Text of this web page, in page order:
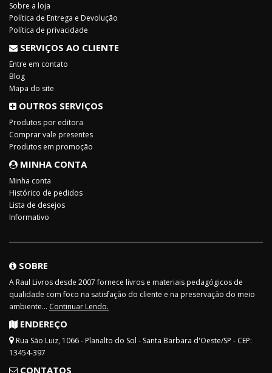
Sobre a loja
Política de Entrega e Devolução
Política de privacidade
SERVIÇOS AO CLIENTE
Entre em contato
Blog
Mapa do site
OUTROS SERVIÇOS
Produtos por editora
Comprar vale presentes
Produtos em promoção
MINHA CONTA
Minha conta
Histórico de pedidos
Lista de desejos
Informativo
SOBRE
A Raul Livros desde 2007 fornece livros e materiais pedagógicos de
qualidade com foco na satisfação do cliente e na preservação do meio
ambiente... Continuar Lendo.
ENDEREÇO
Rua São Luiz, 1066 - Planalto do Sol - Santa Barbara d'Oeste/SP - CEP:
13454-397
CONTATOS